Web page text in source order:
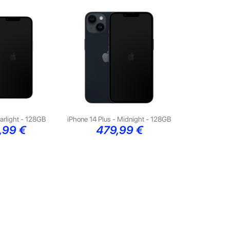
- 128GB
€
iPhone 14 Plus - Midnight - 128GB
Preço
479,99 €